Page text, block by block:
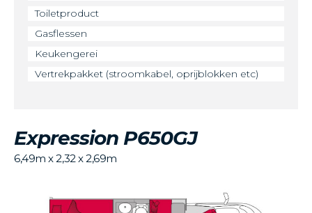
Toiletproduct
Gasflessen
Keukengerei
Vertrekpakket (stroomkabel, oprijblokken etc)
Expression P650GJ
6,49m x 2,32 x 2,69m